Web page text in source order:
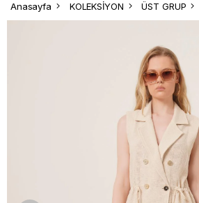
Anasayfa KOLEKSİYON ÜST GRUP